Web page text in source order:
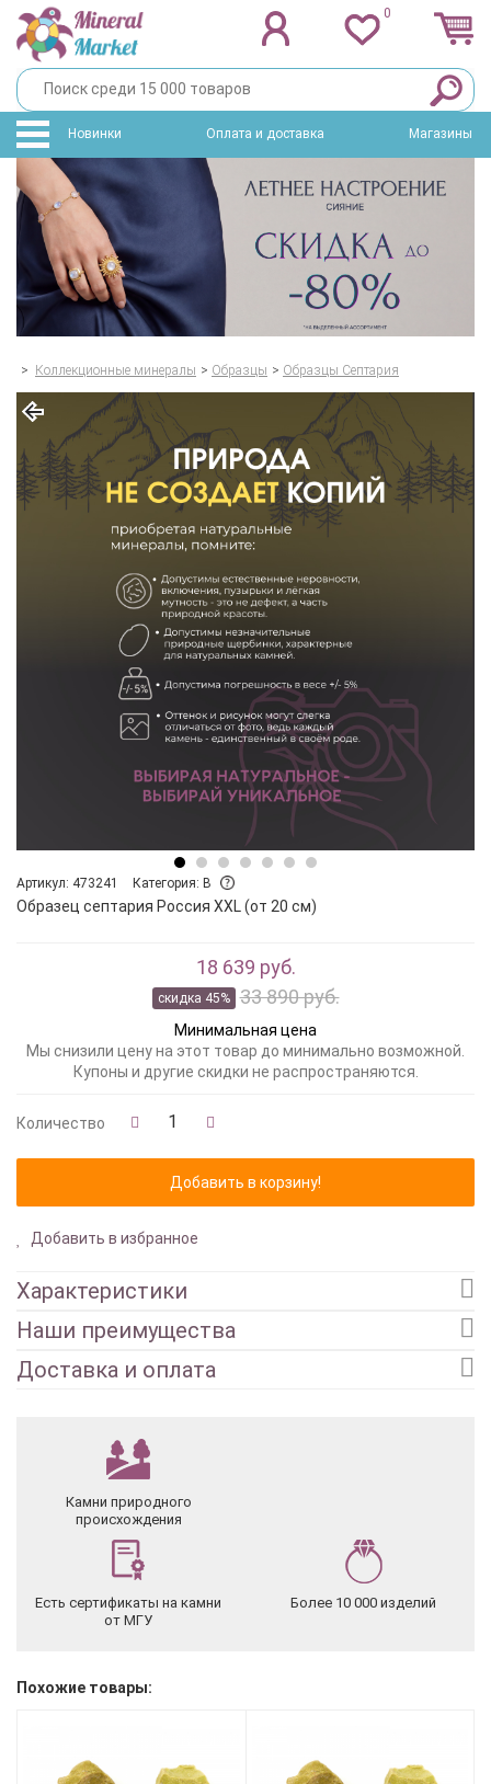
0
Новинки Оплата и доставка Магазины
> Коллекционные минералы > Образцы > Образцы Септария
Артикул: 473241 Категория: B
Образец септария Россия XXL (от 20 см)
18 639 руб.
скидка 45% 33 890 руб.
Минимальная цена
Мы снизили цену на этот товар до минимально возможной.
Купоны и другие скидки не распространяются.
Количество
Добавить в избранное
Характеристики
Наши преимущества
Доставка и оплата
Камни природного
происхождения
Есть сертификаты на камни
от МГУ
Более 10 000 изделий
Похожие товары: